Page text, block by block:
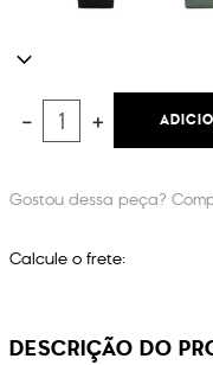
＋
－
Calcule o frete:
DESCRIÇÃO DO